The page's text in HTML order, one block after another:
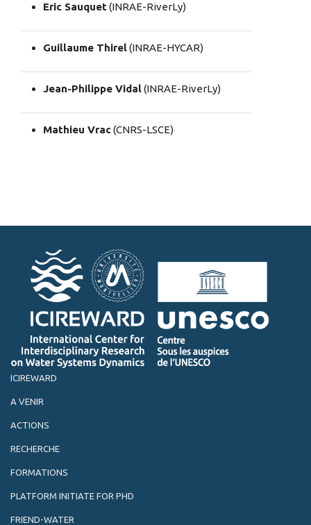
Eric Sauquet(INRAE-RiverLy)
Guillaume Thirel(INRAE-HYCAR)
Jean-Philippe Vidal(INRAE-RiverLy)
Mathieu Vrac(CNRS-LSCE)
ICIREWARD
A VENIR
ACTIONS
RECHERCHE
FORMATIONS
PLATFORM INITIATE FOR PHD
FRIEND-WATER